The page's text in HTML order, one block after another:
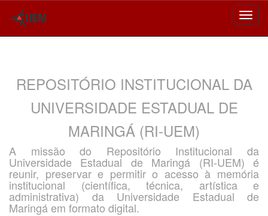
REPOSITÓRIO INSTITUCIONAL DA
UNIVERSIDADE ESTADUAL DE
MARINGÁ (RI-UEM)
A missão do Repositório Institucional da
Universidade Estadual de Maringá (RI-UEM) é
reunir, preservar e permitir o acesso à memória
institucional (científica, técnica, artística e
administrativa) da Universidade Estadual de
Maringá em formato digital.